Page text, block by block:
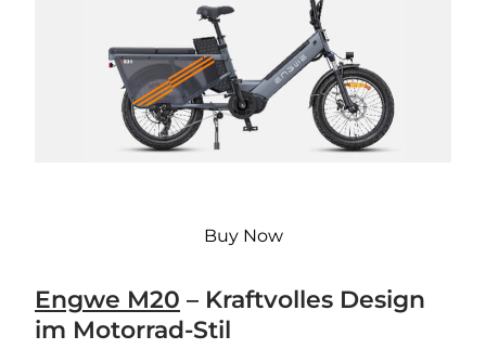
Buy Now
Engwe M20 – Kraftvolles Design
im Motorrad-Stil